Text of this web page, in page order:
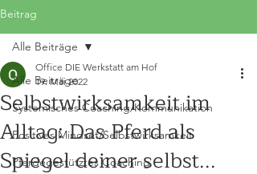
Beitrag
Alle Beiträge
Systemisches Coaching/Kommunikation
Positives Mindset/Selbstwirksamkeit
Pferdegestütztes Coaching
Alle Beiträge
Selbstwirksamkeit im
Alltag: Das Pferd als
Spiegel deiner selbst...
Office DIE Werkstatt am Hof
19. Mai 2022